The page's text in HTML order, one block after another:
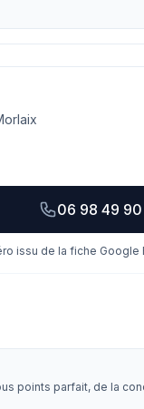
06 98 49
issu de la fiche Google
points parfait, de la